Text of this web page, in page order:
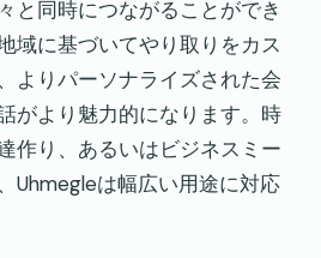
と同時につながることができ
域に基づいてやり取りをカス
よりパーソナライズされた会
がより魅力的になります。時
作り、あるいはビジネスミー
Uhmegleは幅広い用途に対応